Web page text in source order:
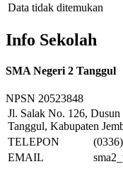
Data tidak ditemukan
Info Sekolah
SMA Negeri 2 Tanggul
NPSN 20523848
Jl. Salak No. 126,
Tanggul, Kabupaten
TELEPON
EMAIL